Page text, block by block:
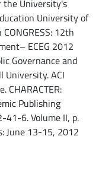
the University's
University of
12th
ECEG 2012
Governance and
University. ACI
CHARACTER:
Publishing
6. Volume II, p.
June 13-15, 2012